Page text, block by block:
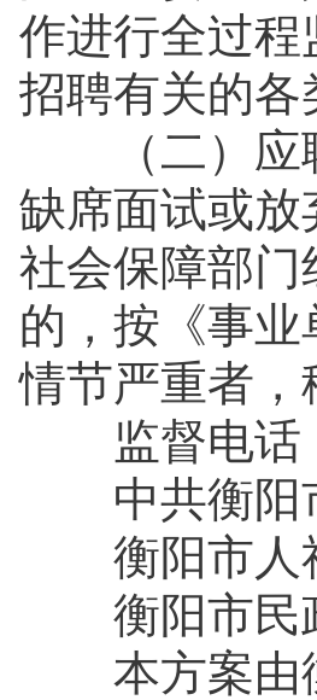
作进行全过
招聘有关的各
（二）应聘
缺席面试或
社会保障部
的，按《事
情节严重者
监督电话：
中共衡阳市
衡阳市人社
衡阳市民政
本方案由衡